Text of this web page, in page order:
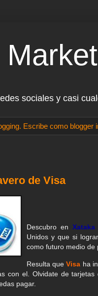
sociales y casi
Escribe como blogger
de Visa
Descubro enXataka
Unidos y que si
como futuro medio de
Resulta queVisa ha
con el. Olvidate de
pagar.